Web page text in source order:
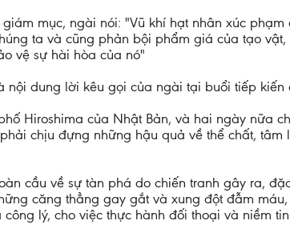
mục, ngài nói: "Vũ khí hạt nhân xúc phạm
ta và cũng phản bội phẩm giá của tạo
vệ sự hài hòa của nó"
nội dung lời kêu gọi của ngài tại buổi tiếp kiến
Hiroshima của Nhật Bản, và hai ngày nữa
chịu đựng những hậu quả về thể chất, tâm
cầu về sự tàn phá do chiến tranh gây ra,
căng thẳng gay gắt và xung đột đẫm
lý, cho việc thực hành đối thoại và niềm